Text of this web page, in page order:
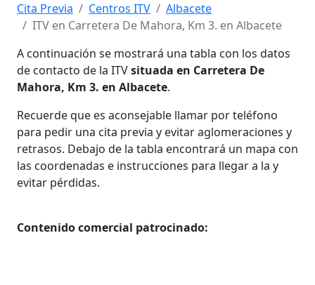
Cita Previa Centros ITV
Albacete
ITV en Carretera De Mahora, Km 3. en Albacete
A continuación se mostrará una tabla con los datos
de contacto de la ITVsituada en Carretera De
Mahora, Km 3. en Albacete.
Recuerde que es aconsejable llamar por teléfono
para pedir una cita previa y evitar aglomeraciones y
retrasos. Debajo de la tabla encontrará un mapa con
las coordenadas e instrucciones para llegar a la y
evitar pérdidas.
Contenido comercial patrocinado: